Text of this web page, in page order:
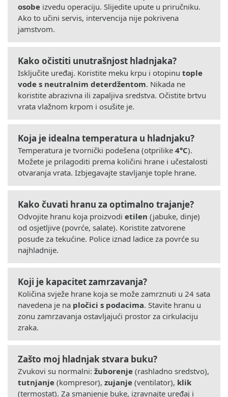
osobe izvedu operaciju. Slijedite upute u priručniku.
Ako to učini servis, intervencija nije pokrivena
jamstvom.
Kako očistiti unutrašnjost hladnjaka?
Isključite uređaj. Koristite meku krpu i otopinu tople
vode s neutralnim deterdžentom. Nikada ne
koristite abrazivna ili zapaljiva sredstva. Očistite brtvu
vrata vlažnom krpom i osušite je.
Koja je idealna temperatura u hladnjaku?
Temperatura je tvornički podešena (otprilike 4°C).
Možete je prilagoditi prema količini hrane i učestalosti
otvaranja vrata. Izbjegavajte stavljanje tople hrane.
Kako čuvati hranu za optimalno trajanje?
Odvojite hranu koja proizvodi etilen (jabuke, dinje)
od osjetljive (povrće, salate). Koristite zatvorene
posude za tekućine. Police iznad ladice za povrće su
najhladnije.
Koji je kapacitet zamrzavanja?
Količina svježe hrane koja se može zamrznuti u 24 sata
navedena je na pločici s podacima. Stavite hranu u
zonu zamrzavanja ostavljajući prostor za cirkulaciju
zraka.
Zašto moj hladnjak stvara buku?
Zvukovi su normalni: žuborenje (rashladno sredstvo),
tutnjanje (kompresor), zujanje (ventilator), klik
(termostat). Za smanjenje buke, izravnajte uređaj i